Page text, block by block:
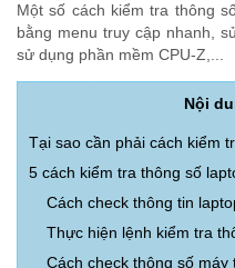
Một số cách kiểm tra thông
bằng menu truy cập nhanh,
sử dụng phần mềm CPU-Z,...
Nội
Tại sao cần phải cách kiểm
5 cách kiểm tra thông số
Cách check thông tin
Thực hiện lệnh kiểm tra
Cách check thông số máy